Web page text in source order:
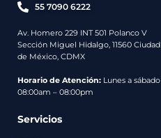
55 7090 6222
Av. Homero 229 INT 501 Polanco V
Sección Miguel Hidalgo, 11560 Ciudad
de México, CDMX
Horario de Atención: Lunes a sábado
08:00am – 08:00pm
Servicios
Métodos
de